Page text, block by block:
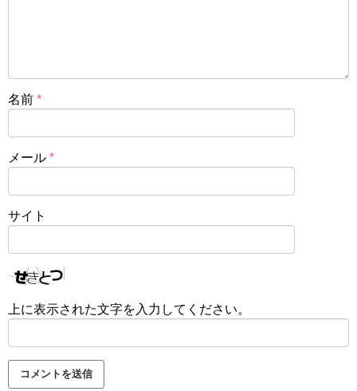
名前 *
メール *
サイト
上に表示された文字を入力してください。